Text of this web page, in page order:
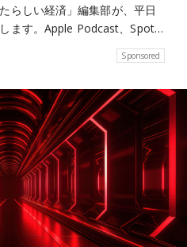
らしい経済」編集部が、平日
ます。Apple Podcast、Spot…
Sponsored